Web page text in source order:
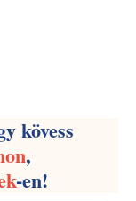
kövess
,
-en!